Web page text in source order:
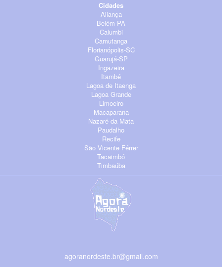
Cidades
Aliança
Belém-PA
Calumbi
Camutanga
Florianópolis-SC
Guarujá-SP
Ingazeira
Itambé
Lagoa de Itaenga
Lagoa Grande
Limoeiro
Macaparana
Nazaré da Mata
Paudalho
Recife
São Vicente Férrer
Tacaimbó
Timbaúba
agoranordeste.br@gmail.com